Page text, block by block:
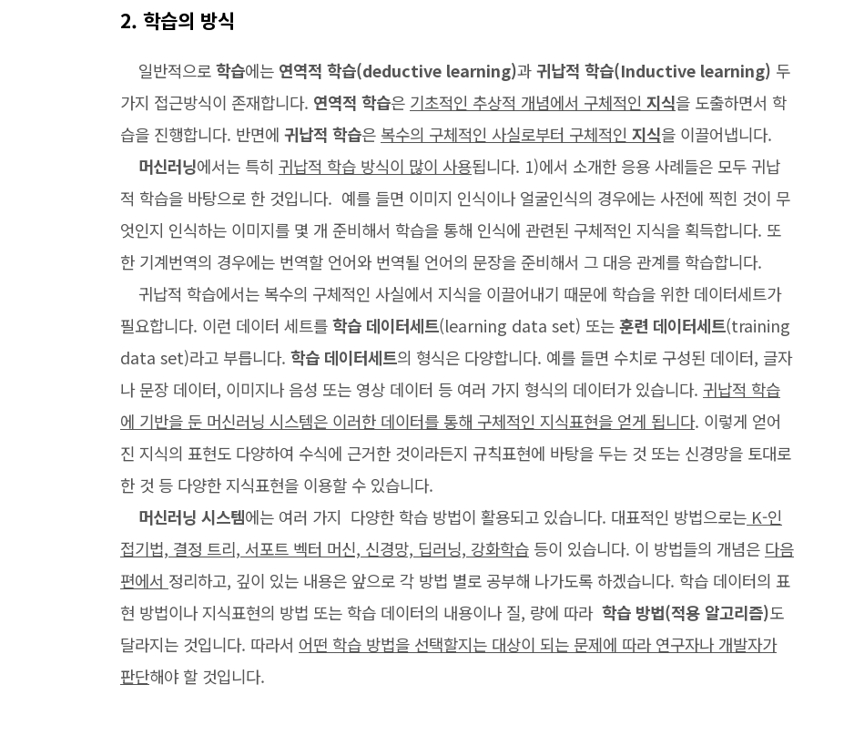
2. 학습의 방식
일반적으로학습에는 연역적 학습(deductive learning)과귀납적 학습(Inductive learning) 두
가지 접근방식이 존재합니다. 연역적 학습은 기초적인 추상적 개념에서 구체적인 지식을 도출하면서 학
습을 진행합니다. 반면에 귀납적 학습은 복수의 구체적인 사실로부터 구체적인 지식을 이끌어냅니다.
머신러닝에서는 특히 귀납적 학습 방식이 많이 사용됩니다. 1)에서 소개한 응용 사례들은 모두 귀납
적 학습을 바탕으로 한 것입니다. 예를 들면 이미지 인식이나 얼굴인식의 경우에는 사전에 찍힌 것이 무
엇인지 인식하는 이미지를 몇 개 준비해서 학습을 통해 인식에 관련된 구체적인 지식을 획득합니다. 또
한 기계번역의 경우에는 번역할 언어와 번역될 언어의 문장을 준비해서 그 대응 관계를 학습합니다.
귀납적 학습에서는 복수의 구체적인 사실에서 지식을 이끌어내기 때문에 학습을 위한 데이터세트가
필요합니다. 이런 데이터 세트를학습 데이터세트(learning data set) 또는훈련 데이터세트(training
data set)라고 부릅니다. 학습 데이터세트의 형식은 다양합니다. 예를 들면 수치로 구성된 데이터, 글자
나 문장 데이터, 이미지나 음성 또는 영상 데이터 등 여러 가지 형식의 데이터가 있습니다. 귀납적 학습
에 기반을 둔 머신러닝 시스템은 이러한 데이터를 통해 구체적인 지식표현을 얻게 됩니다. 이렇게 얻어
진 지식의 표현도 다양하여 수식에 근거한 것이라든지 규칙표현에 바탕을 두는 것 또는 신경망을 토대로
한 것 등 다양한 지식표현을 이용할 수 있습니다.
머신러닝 시스템에는 여러 가지 다양한 학습 방법이 활용되고 있습니다. 대표적인 방법으로는 K-인
접기법, 결정 트리, 서포트 벡터 머신, 신경망, 딥러닝, 강화학습 등이 있습니다. 이 방법들의 개념은 다음
편에서 정리하고, 깊이 있는 내용은 앞으로 각 방법 별로 공부해 나가도록 하겠습니다. 학습 데이터의 표
현 방법이나 지식표현의 방법 또는 학습 데이터의 내용이나 질, 량에 따라 학습 방법(적용 알고리즘)도
달라지는 것입니다. 따라서 어떤 학습 방법을 선택할지는 대상이 되는 문제에 따라 연구자나 개발자가
판단해야 할 것입니다.